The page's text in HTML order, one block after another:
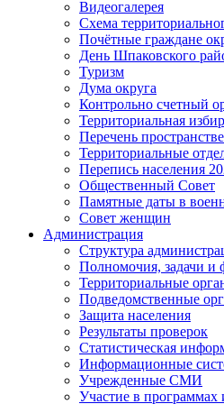
Видеогалерея
Схема
Почётные граждане
День Шпаковского
Туризм
Дума округа
Контрольно счетный
Территориальная
Перечень
Территориальные
Перепись населения
Общественный Совет
Памятные даты в
Совет женщин
Администрация
Структура
Полномочия, задачи и
Территориальные
Подведомственные
Защита населения
Результаты проверок
Статистическая
Информационные
Учрежденные СМИ
Участие в программах